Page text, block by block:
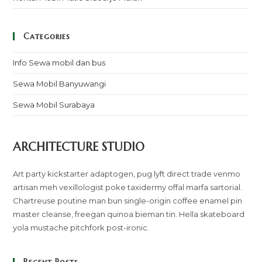
Categories
Info Sewa mobil dan bus
Sewa Mobil Banyuwangi
Sewa Mobil Surabaya
ARCHITECTURE STUDIO
Art party kickstarter adaptogen, pug lyft direct trade venmo
artisan meh vexillologist poke taxidermy offal marfa sartorial.
Chartreuse poutine man bun single-origin coffee enamel pin
master cleanse, freegan quinoa bieman tin. Hella skateboard
yola mustache pitchfork post-ironic.